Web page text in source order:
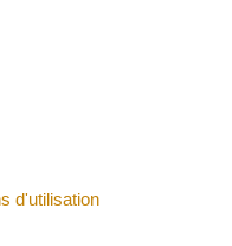
d'utilisation